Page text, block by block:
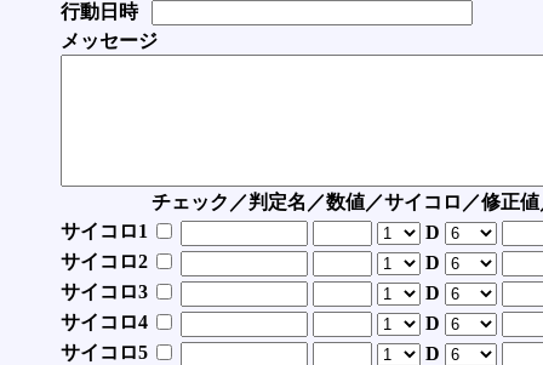
行動日時
メッセージ
チェック／判定名／数値／サイコロ／修正
サイコロ1
D
サイコロ2
D
サイコロ3
D
サイコロ4
D
サイコロ5
D